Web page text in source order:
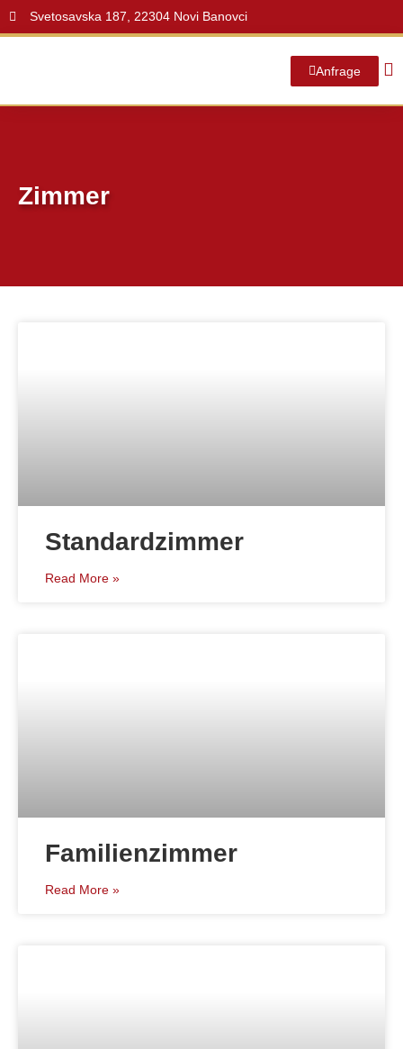
Svetosavska 187, 22304 Novi Banovci
Anfrage
Zimmer
Standardzimmer
Read More »
Familienzimmer
Read More »